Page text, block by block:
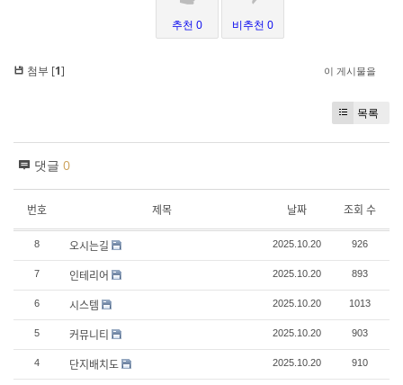
추천 0 비추천 0
첨부 [1] 이 게시물을
목록
댓글 0
번호 제목 날짜 조회 수
8 오시는길 2025.10.20 926
7 인테리어 2025.10.20 893
6 시스템 2025.10.20 1013
5 커뮤니티 2025.10.20 903
4 단지배치도 2025.10.20 910